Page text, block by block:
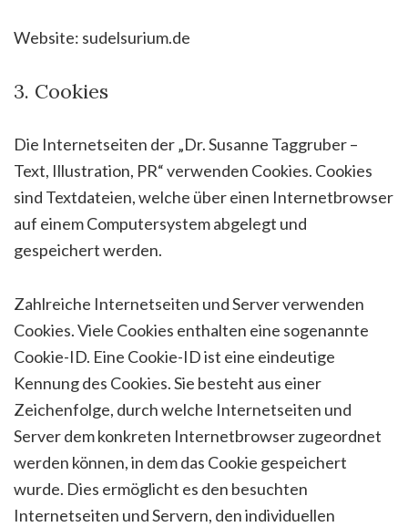
Website: sudelsurium.de
3. Cookies
Die Internetseiten der „Dr. Susanne Taggruber –
Text, Illustration, PR“ verwenden Cookies. Cookies
sind Textdateien, welche über einen Internetbrowser
auf einem Computersystem abgelegt und
gespeichert werden.
Zahlreiche Internetseiten und Server verwenden
Cookies. Viele Cookies enthalten eine sogenannte
Cookie-ID. Eine Cookie-ID ist eine eindeutige
Kennung des Cookies. Sie besteht aus einer
Zeichenfolge, durch welche Internetseiten und
Server dem konkreten Internetbrowser zugeordnet
werden können, in dem das Cookie gespeichert
wurde. Dies ermöglicht es den besuchten
Internetseiten und Servern, den individuellen